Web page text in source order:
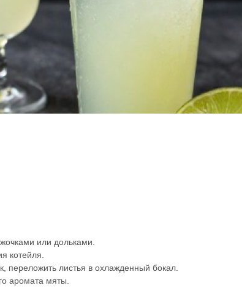
или дольками.
котейля.
переложить листья в охлажденный бокал.
аромата мяты.